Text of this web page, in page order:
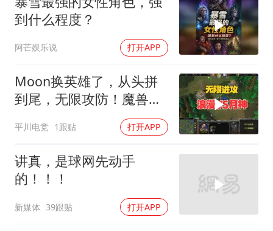
到什么程度？
阿芒娱乐说 打开APP
Moon换英雄了，从头拼
到尾，无限攻防！魔兽争
平川电竞 1跟贴 打开APP
讲真，是球网先动手
的！！！
新媒体 39跟贴 打开APP